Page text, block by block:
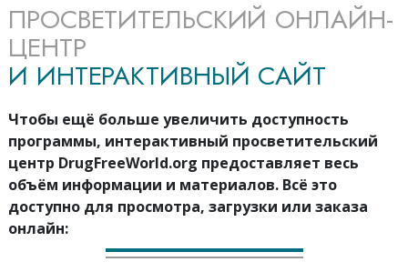
ПРОСВЕТИТЕЛЬСКИЙ ОНЛАЙН-
ЦЕНТР
И ИНТЕРАКТИВНЫЙ САЙТ
Чтобы ещё больше увеличить доступность
программы, интерактивный просветительский
центр DrugFreeWorld.org предоставляет весь
объём информации и материалов. Всё это
доступно для просмотра, загрузки или заказа
онлайн: